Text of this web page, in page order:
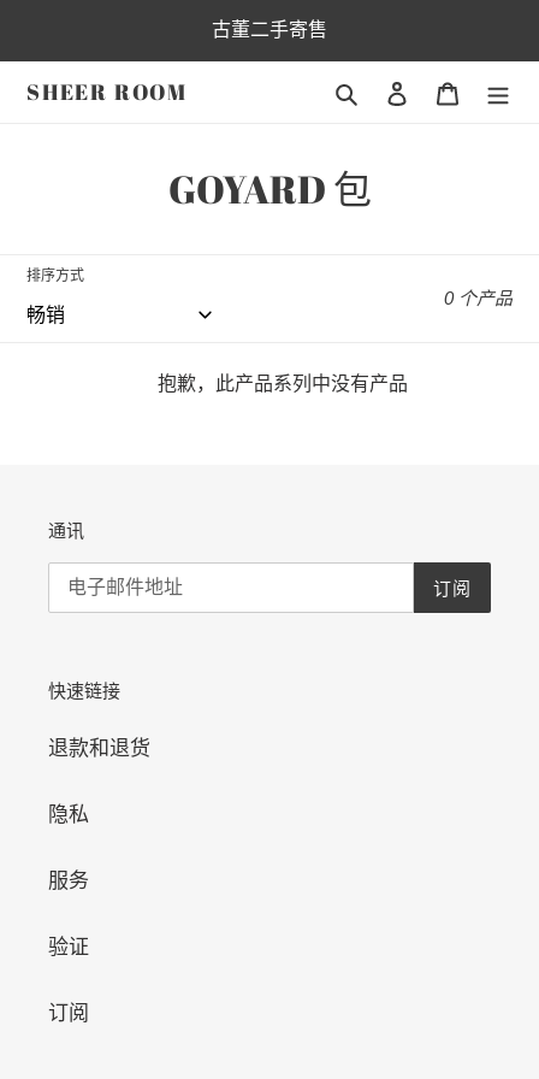
古董二手寄售
SHEER ROOM 搜索 登录 购物车
收
GOYARD 包
排序方式
0 个产品
抱歉，此产品系列中没有产品
通讯
订阅
快速链接
退款和退货
隐私
服务
验证
订阅